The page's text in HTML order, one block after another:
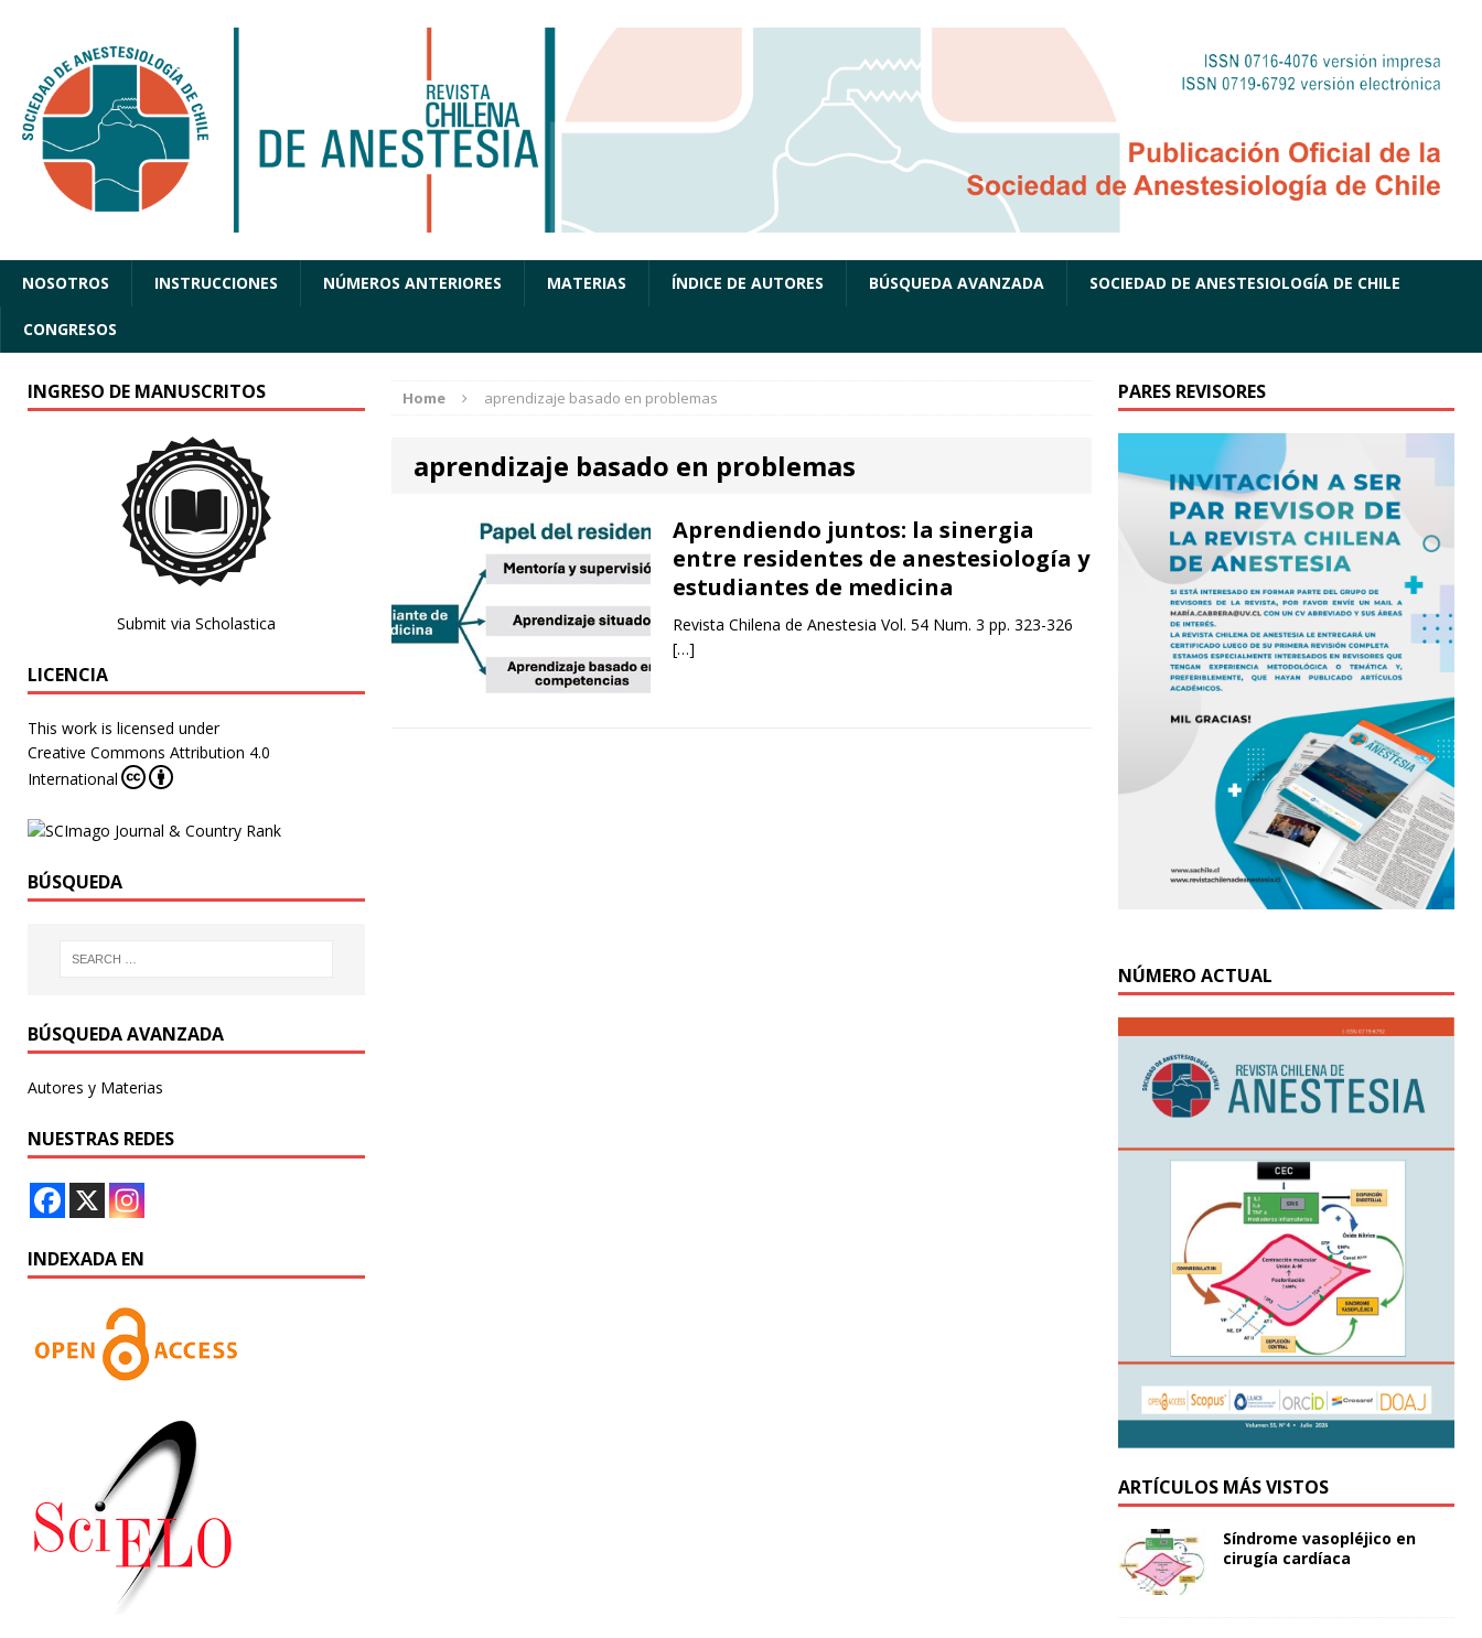
NOSOTROS INSTRUCCIONES NÚMEROS ANTERIORES MATERIAS ÍNDICE DE AUTORES BÚSQUEDA AVANZADA SOCIEDAD DE ANESTESIOLOGÍA DE CHILE
CONGRESOS
Home aprendizaje basado en problemas
aprendizaje basado en problemas
Aprendiendo juntos: la sinergia
entre residentes de anestesiología y
estudiantes de medicina
Revista Chilena de Anestesia Vol. 54 Num. 3 pp. 323-326
[…]
INGRESO DE MANUSCRITOS
Submit via Scholastica
LICENCIA
This work is licensed under
Creative Commons Attribution 4.0
International
BÚSQUEDA
BÚSQUEDA AVANZADA
Autores y Materias
NUESTRAS REDES
INDEXADA EN
PARES REVISORES
NÚMERO ACTUAL
ARTÍCULOS MÁS VISTOS
Síndrome vasopléjico en
cirugía cardíaca